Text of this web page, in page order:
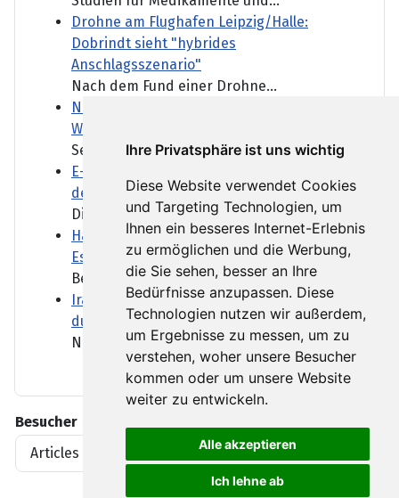
Ihre Privatsphäre ist uns wichtig
Diese Website verwendet Cookies
und Targeting Technologien, um
Ihnen ein besseres Internet-Erlebnis
zu ermöglichen und die Werbung,
die Sie sehen, besser an Ihre
Bedürfnisse anzupassen. Diese
Technologien nutzen wir außerdem,
um Ergebnisse zu messen, um zu
verstehen, woher unsere Besucher
kommen oder um unsere Website
weiter zu entwickeln.
Alle akzeptieren
Ich lehne ab
Drohne am Flughafen Leipzig/Halle:
Dobrindt sieht "hybrides
Anschlagsszenario"
Nach dem Fund einer Drohne...
Nach Kürzungen von US-Hilfen in Nepal:
Wenn Helfende zu Hilflosen werden
Seit US-Präsident Trump das...
E-Autos: CSU will Förderung zugunsten
deutscher Hersteller ändern
Die aktuelle...
Haben die USA zu wenig Raketen für eine
Eskalation mit Iran?
Berichte mehrerer Medien...
Iran und Oman einigen sich auf neue Route
durch Straße von Hormus
Nach Angaben aus Teheran...
Besucher
Articles View Hits